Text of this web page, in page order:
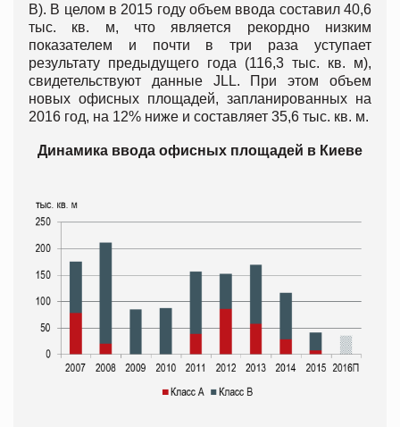
В). В целом в 2015 году объем ввода составил 40,6
тыс. кв. м, что является рекордно низким
показателем и почти в три раза уступает
результату предыдущего года (116,3 тыс. кв. м),
свидетельствуют данные JLL. При этом объем
новых офисных площадей, запланированных на
2016 год, на 12% ниже и составляет 35,6 тыс. кв. м.
Динамика ввода офисных площадей в Киеве